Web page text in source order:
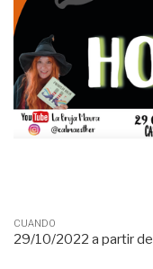
CUANDO
29/10/2022 a partir de